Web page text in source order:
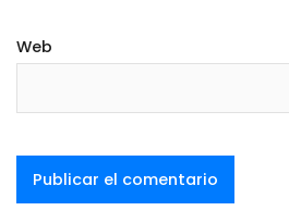
Web